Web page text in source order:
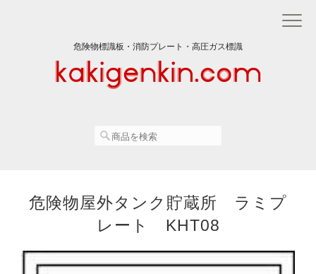
危険物標識板・消防プレート・高圧ガス標識
危険物屋外タンク貯蔵所 ラミプ
レート KHT08